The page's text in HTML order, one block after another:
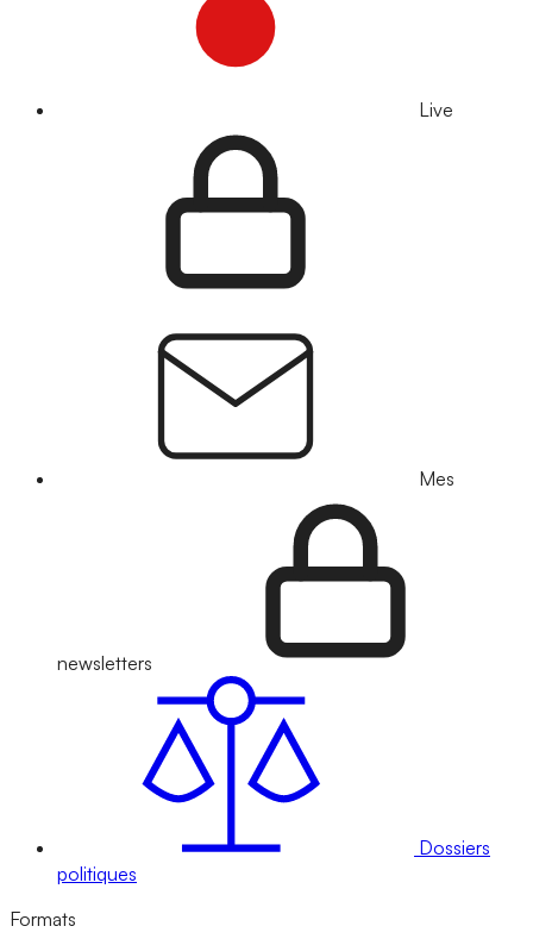
Live
Mes
newsletters
Dossiers
politiques
Formats